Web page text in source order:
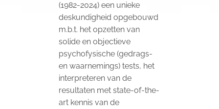
(1982-2024) een unieke
deskundigheid opgebouwd
m.b.t. het opzetten van
solide en objectieve
psychofysische (gedrags-
en waarnemings) tests, het
interpreteren van de
resultaten met state-of-the-
art kennis van de